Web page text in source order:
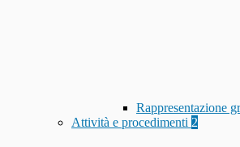
Rappresentazione
Attività e procedimenti 2